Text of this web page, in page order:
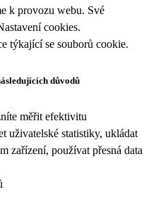
k provozu webu. Své
cookies.
týkající se souborů cookie.
důvodů
měřit efektivitu
uživatelské statistiky, ukládat
zařízení, používat přesná data